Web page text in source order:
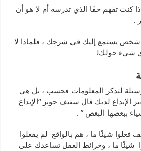
كنت تفهم حقًا الذي تدرسه أم لا هو أن
.
شخص يستمع إليك في شرحك ، فلماذا لا
أي شيء حولك!
لتذكر المعلومات فحسب ، بل هي
الإبداع لديك قال ستيف جوبز “الإبداع
ببعضها البعض ” .
فعلوا شيئًا ما ، هم بالواقع لم يفعلوا
شيئًا ما ، وخرائط العقل تساعدك على